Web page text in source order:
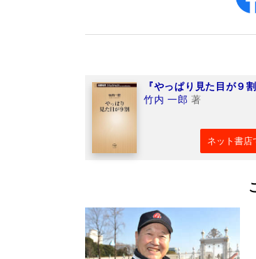
『やっぱり見た目が９割
竹内 一郎 著
ネット書店